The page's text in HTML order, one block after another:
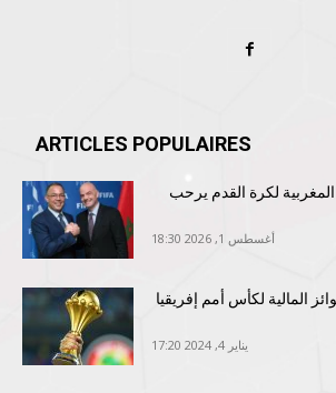
ARTICLES POPULAIRES
لكرة القدم يرحب
أغسطس 1, 2026 18:30
المالية لكأس أمم إفريقيا
يناير 4, 2024 17:20